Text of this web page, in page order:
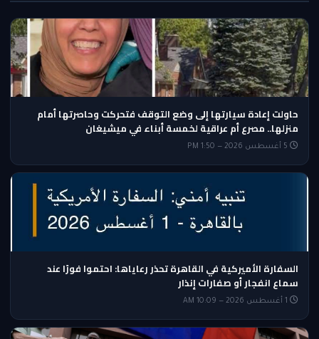
حاولت إعادة سيارتها إلى وضع التوقف فتحركت وحاصرتها أمام
منزلها.. مصرع أم عراقية لخمسة أبناء في ميشيغان
السفارة الأميركية في القاهرة تحذر رعاياها: احتموا فورًا عند
سماع انفجار أو صفارات إنذار